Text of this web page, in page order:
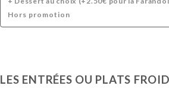
Hors promotion
LES ENTRÉES OU PLATS